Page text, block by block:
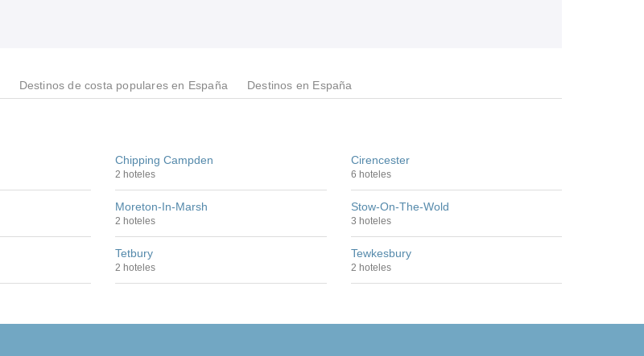
Destinos de costa populares en España Destinos en España
Chipping Campden
2 hoteles
Cirencester
6 hoteles
Moreton-In-Marsh
2 hoteles
Stow-On-The-Wold
3 hoteles
Tetbury
2 hoteles
Tewkesbury
2 hoteles